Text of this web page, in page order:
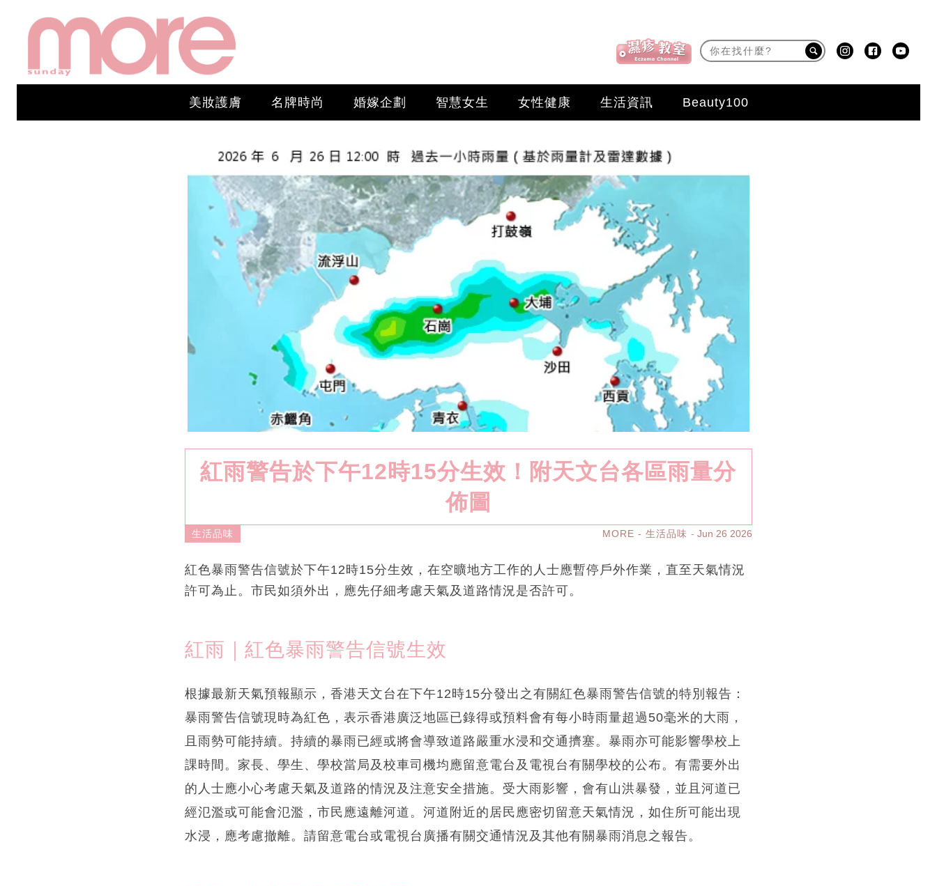
美妝護膚 名牌時尚 婚嫁企劃 智慧女生 女性健康 生活資訊 Beauty100
紅雨警告於下午12時15分生效！附天文台各區雨量分
佈圖
生活品味 MORE - 生活品味 Jun 26 2026
紅色暴雨警告信號於下午12時15分生效，在空曠地方工作的人士應暫停戶外作業，直至天氣情況
許可為止。市民如須外出，應先仔細考慮天氣及道路情況是否許可。
紅雨｜紅色暴雨警告信號生效
根據最新天氣預報顯示，香港天文台在下午12時15分發出之有關紅色暴雨警告信號的特別報告：
暴雨警告信號現時為紅色，表示香港廣泛地區已錄得或預料會有每小時雨量超過50毫米的大雨，
且雨勢可能持續。持續的暴雨已經或將會導致道路嚴重水浸和交通擠塞。暴雨亦可能影響學校上
課時間。家長、學生、學校當局及校車司機均應留意電台及電視台有關學校的公布。有需要外出
的人士應小心考慮天氣及道路的情況及注意安全措施。受大雨影響，會有山洪暴發，並且河道已
經氾濫或可能會氾濫，市民應遠離河道。河道附近的居民應密切留意天氣情況，如住所可能出現
水浸，應考慮撤離。請留意電台或電視台廣播有關交通情況及其他有關暴雨消息之報告。